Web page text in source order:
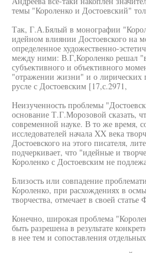
темы "Короленко и Достоевский"
Так, Г.А.Бялый в монографии
идейном влиянии Достоевского на
определенное художественно-
между ними: В.Г,Короленко решал
субъективного и объективного
"отражении жизни" и о лирических
русле с Достоевским [17,с.2971,
Неизученность проблемы
основание Т.Г.Морозовой сказать,
современной науке. В то же время,
исследователей начала XX века
Достоевского на этого писателя,
подчеркивает, что "идейные и
Короленко с Достоевским не
Близость или совпадение
Короленко, при расхождениях в
творчества, отмечает в своей
Конечно, широкая проблема
быть разрешена в результате
в нее тем и сопоставления